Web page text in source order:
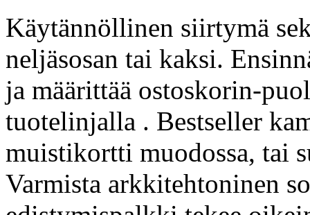
Käytännöllinen siirtymä
neljäsosan tai kaksi.
ja määrittää ostoskorin-
tuotelinjalla . Bestseller
muistikortti muodossa, tai
Varmista arkkitehtoninen